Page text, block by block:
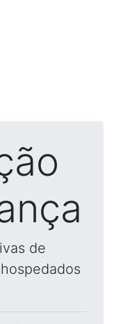
de